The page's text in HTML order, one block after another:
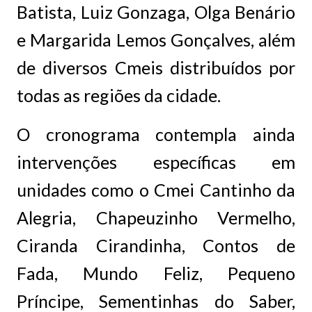
Batista, Luiz Gonzaga, Olga Benário
e Margarida Lemos Gonçalves, além
de diversos Cmeis distribuídos por
todas as regiões da cidade.
O cronograma contempla ainda
intervenções específicas em
unidades como o Cmei Cantinho da
Alegria, Chapeuzinho Vermelho,
Ciranda Cirandinha, Contos de
Fada, Mundo Feliz, Pequeno
Príncipe, Sementinhas do Saber,